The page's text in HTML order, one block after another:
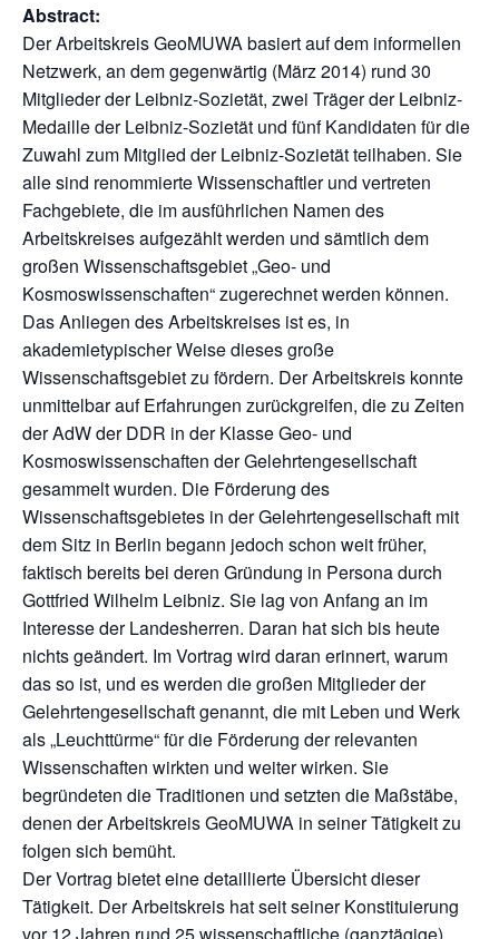
Abstract:
Der Arbeitskreis GeoMUWA basiert auf dem informellen
Netzwerk, an dem gegenwärtig (März 2014) rund 30
Mitglieder der Leibniz-Sozietät, zwei Träger der Leibniz-
Medaille der Leibniz-Sozietät und fünf Kandidaten für die
Zuwahl zum Mitglied der Leibniz-Sozietät teilhaben. Sie
alle sind renommierte Wissenschaftler und vertreten
Fachgebiete, die im ausführlichen Namen des
Arbeitskreises aufgezählt werden und sämtlich dem
großen Wissenschaftsgebiet „Geo- und
Kosmoswissenschaften“ zugerechnet werden können.
Das Anliegen des Arbeitskreises ist es, in
akademietypischer Weise dieses große
Wissenschaftsgebiet zu fördern. Der Arbeitskreis konnte
unmittelbar auf Erfahrungen zurückgreifen, die zu Zeiten
der AdW der DDR in der Klasse Geo- und
Kosmoswissenschaften der Gelehrtengesellschaft
gesammelt wurden. Die Förderung des
Wissenschaftsgebietes in der Gelehrtengesellschaft mit
dem Sitz in Berlin begann jedoch schon weit früher,
faktisch bereits bei deren Gründung in Persona durch
Gottfried Wilhelm Leibniz. Sie lag von Anfang an im
Interesse der Landesherren. Daran hat sich bis heute
nichts geändert. Im Vortrag wird daran erinnert, warum
das so ist, und es werden die großen Mitglieder der
Gelehrtengesellschaft genannt, die mit Leben und Werk
als „Leuchttürme“ für die Förderung der relevanten
Wissenschaften wirkten und weiter wirken. Sie
begründeten die Traditionen und setzten die Maßstäbe,
denen der Arbeitskreis GeoMUWA in seiner Tätigkeit zu
folgen sich bemüht.
Der Vortrag bietet eine detaillierte Übersicht dieser
Tätigkeit. Der Arbeitskreis hat seit seiner Konstituierung
vor 12 Jahren rund 25 wissenschaftliche (ganztägige)